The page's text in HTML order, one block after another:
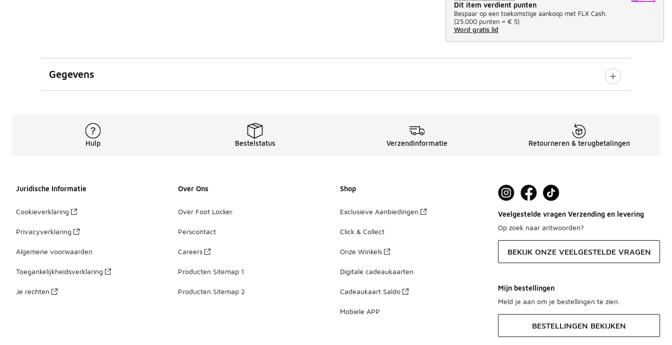
Dit item verdient punten
Bespaar op een toekomstige aankoop met FLX Cash.
(25.000 punten = € 5)
Word gratis lid
Gegevens
Hulp Bestelstatus Verzendinformatie Retourneren & terugbetalingen
Juridische Informatie
Cookieverklaring
Privacyverklaring
Algemene voorwaarden
Toegankelijkheidsverklaring
Je rechten
Over Ons
Over Foot Locker
Perscontact
Careers
Producten Sitemap 1
Producten Sitemap 2
Shop
Exclusieve Aanbiedingen
Click & Collect
Onze Winkels
Digitale cadeaukaarten
Cadeaukaart Saldo
Mobiele APP
Veelgestelde vragen Verzending en levering
Op zoek naar antwoorden?
BEKIJK ONZE VEELGESTELDE VRAGEN
Mijn bestellingen
Meld je aan om je bestellingen te zien.
BESTELLINGEN BEKIJKEN